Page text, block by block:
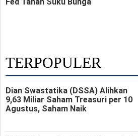
TERPOPULER
Dian Swastatika (DSSA) Alihkan
9,63 Miliar Saham Treasuri per 10
Agustus, Saham Naik